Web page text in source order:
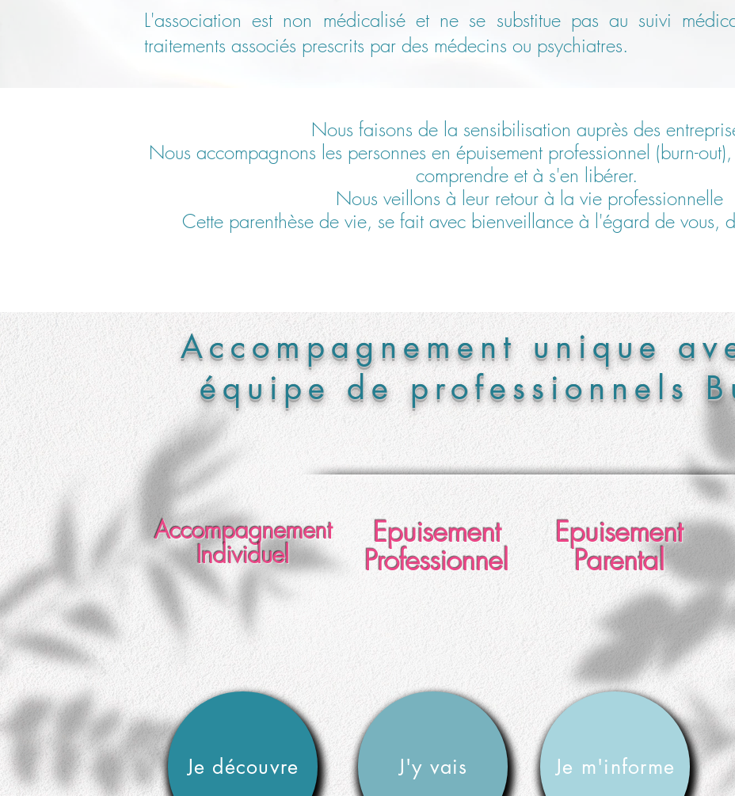
L'association est non médicalisé et ne se substitue pas au suivi
traitements associés prescrits par des médecins ou psychiatres.
Nous faisons de la sensibilisation auprès des
Nous accompagnons les personnes en épuisement professionnel (burn-
comprendre et à s'en libérer.
Nous veillons à leur retour à la vie professionnelle
Cette parenthèse de vie, se fait avec bienveillance à l'égard de vous,
Accompagnement unique
équipe de professionnels
Accompagnement
Individuel
Je découvre
Epuisement
Professionnel
J'y vais
Epuisement
Parental
Je m'informe